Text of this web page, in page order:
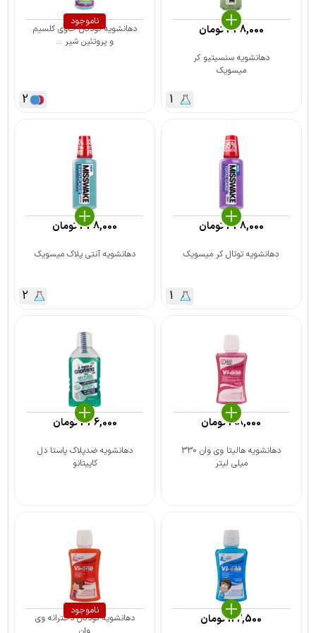
دهانشویه سنسیتیو کر
میسویک
338,000تومان
1
ناموجود
دهانشویه کودکان حاوی کلسیم
و پروتئین شیر ...
2
دهانشویه توتال کر میسویک
338,000تومان
1
دهانشویه آنتی پلاک میسویک
438,000تومان
2
دهانشویه هالیتا وی وان 330
میلی لیتر
198,000تومان
دهانشویه ضدپلاک پاستا دل
کاپیتانو
336,000تومان
122,500تومان
ناموجود
دهانشویه کودکان دخترانه وی